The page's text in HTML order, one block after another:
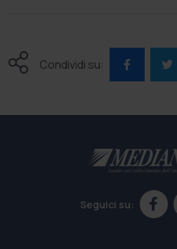
Condividi su:
Seguici su: